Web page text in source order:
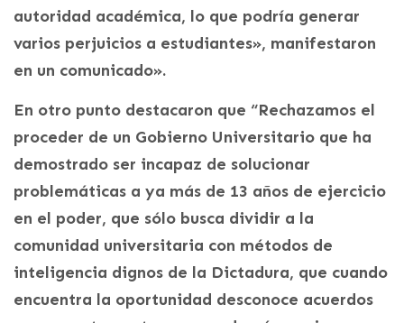
autoridad académica, lo que podría generar
varios perjuicios a estudiantes», manifestaron
en un comunicado».
En otro punto destacaron que “Rechazamos el
proceder de un Gobierno Universitario que ha
demostrado ser incapaz de solucionar
problemáticas a ya más de 13 años de ejercicio
en el poder, que sólo busca dividir a la
comunidad universitaria con métodos de
inteligencia dignos de la Dictadura, que cuando
encuentra la oportunidad desconoce acuerdos